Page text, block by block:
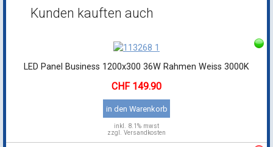
Kunden kauften auch
LED Panel Business 1200x300 36W Rahmen Weiss 3000K
149.90
in den Warenkorb
inkl. 8.1% mwst
zzgl. Versandkosten